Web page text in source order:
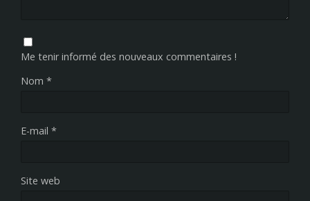
Me tenir informé des nouveaux commentaires !
Nom *
E-mail *
Site web